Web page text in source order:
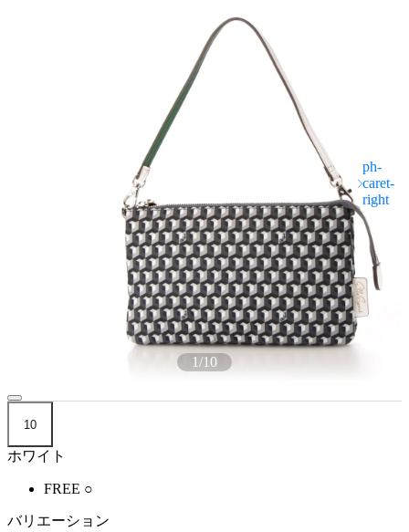
1/10
10
ホワイト
FREE ○
バリエーション